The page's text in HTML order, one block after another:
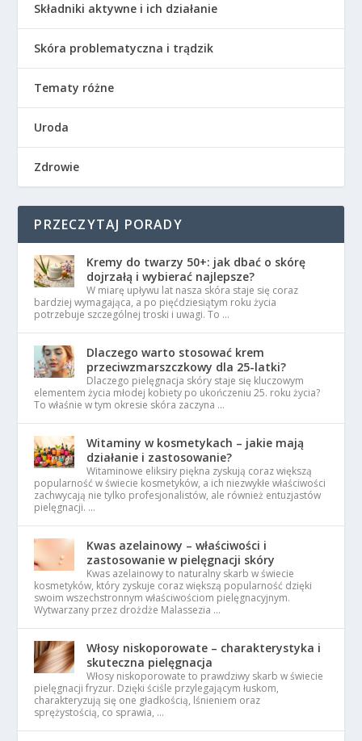
Składniki aktywne i ich działanie
Skóra problematyczna i trądzik
Tematy różne
Uroda
Zdrowie
PRZECZYTAJ PORADY
Kremy do twarzy 50+: jak dbać o skórę
dojrzałą i wybierać najlepsze?
W miarę upływu lat nasza skóra staje się coraz
bardziej wymagająca, a po pięćdziesiątym roku życia
potrzebuje szczególnej troski i uwagi. To …
Dlaczego warto stosować krem
przeciwzmarszczkowy dla 25-latki?
Dlaczego pielęgnacja skóry staje się kluczowym
elementem życia młodej kobiety po ukończeniu 25. roku życia?
To właśnie w tym okresie skóra zaczyna …
Witaminy w kosmetykach – jakie mają
działanie i zastosowanie?
Witaminowe eliksiry piękna zyskują coraz większą
popularność w świecie kosmetyków, a ich niezwykłe właściwości
zachwycają nie tylko profesjonalistów, ale również entuzjastów
pielęgnacji. …
Kwas azelainowy – właściwości i
zastosowanie w pielęgnacji skóry
Kwas azelainowy to naturalny skarb w świecie
kosmetyków, który zyskuje coraz większą popularność dzięki
swoim wszechstronnym właściwościom pielęgnacyjnym.
Wytwarzany przez drożdże Malassezia …
Włosy niskoporowate – charakterystyka i
skuteczna pielęgnacja
Włosy niskoporowate to prawdziwy skarb w świecie
pielęgnacji fryzur. Dzięki ściśle przylegającym łuskom,
charakteryzują się one gładkością, lśnieniem oraz
sprężystością, co sprawia, …